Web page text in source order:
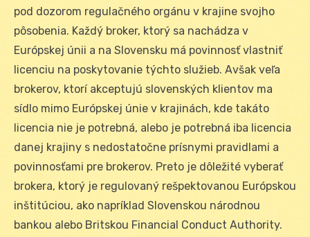
pod dozorom regulačného orgánu v krajine svojho
pôsobenia. Každý broker, ktorý sa nachádza v
Európskej únii a na Slovensku má povinnosť vlastniť
licenciu na poskytovanie týchto služieb. Avšak veľa
brokerov, ktorí akceptujú slovenských klientov ma
sídlo mimo Európskej únie v krajinách, kde takáto
licencia nie je potrebná, alebo je potrebná iba licencia
danej krajiny s nedostatočne prísnymi pravidlami a
povinnosťami pre brokerov. Preto je dôležité vyberať
brokera, ktorý je regulovaný rešpektovanou Európskou
inštitúciou, ako napríklad Slovenskou národnou
bankou alebo Britskou Financial Conduct Authority.